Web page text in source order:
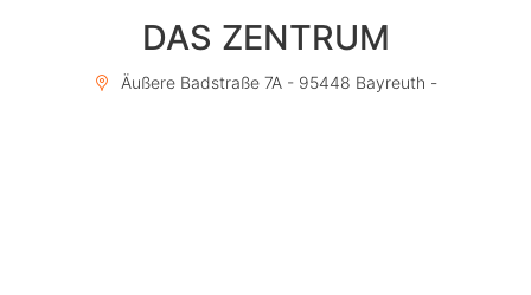
DAS ZENTRUM
Äußere Badstraße 7A - 95448 Bayreuth -